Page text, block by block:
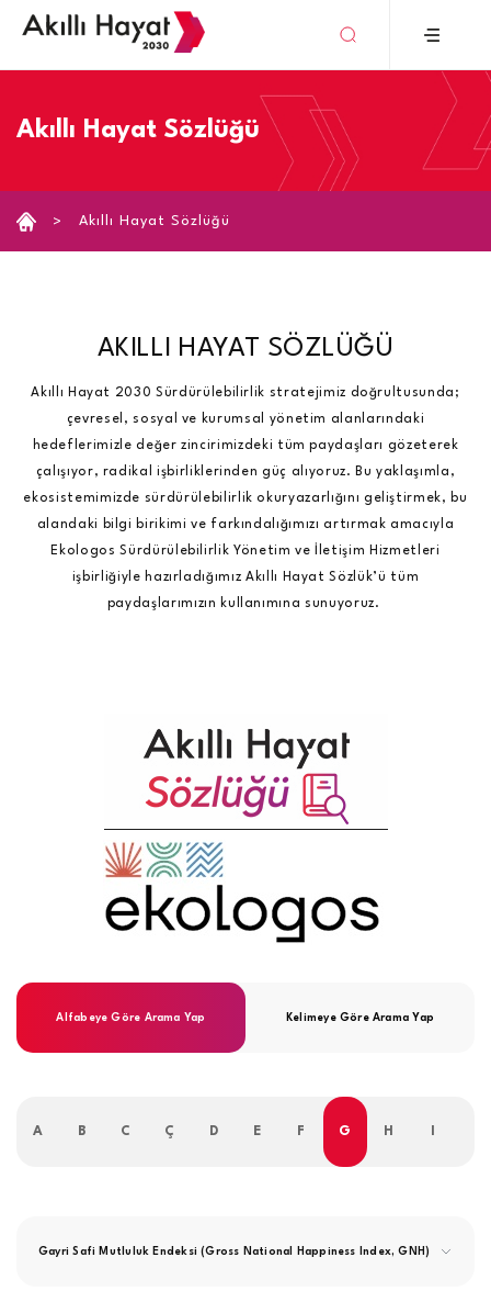
Akıllı Hayat Sözlüğü
Akıllı Hayat Sözlüğü
AKILLI HAYAT SÖZLÜĞÜ
Akıllı Hayat 2030 Sürdürülebilirlik stratejimiz doğrultusunda;
çevresel, sosyal ve kurumsal yönetim alanlarındaki
hedeflerimizle değer zincirimizdeki tüm paydaşları gözeterek
çalışıyor, radikal işbirliklerinden güç alıyoruz. Bu yaklaşımla,
ekosistemimizde sürdürülebilirlik okuryazarlığını geliştirmek, bu
alandaki bilgi birikimi ve farkındalığımızı artırmak amacıyla
Ekologos Sürdürülebilirlik Yönetim ve İletişim Hizmetleri
işbirliğiyle hazırladığımız Akıllı Hayat Sözlük’ü tüm
paydaşlarımızın kullanımına sunuyoruz.
Alfabeye Göre Arama Yap Kelimeye Göre Arama Yap
A B C Ç D E F G H
Gayri Safi Mutluluk Endeksi (Gross National Happiness Index, GNH)